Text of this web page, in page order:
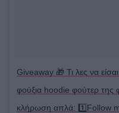
Giveaway 🎁 Τι λες να
φούξια hoodie φούτερ της
κλήρωση απλά: 1️⃣Follow